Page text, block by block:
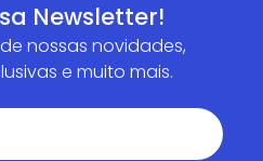
Newsletter!
nossas novidades,
e muito mais.